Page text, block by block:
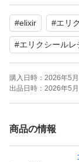
沖縄へは発送で
申し訳ありま
下さい。
#elixir #エリ
#エリクシールレ
購入日時： 2026年5
出品日時： 2026年5
商品の情報